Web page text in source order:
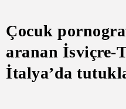
Çocuk
aranan İsviçre-
İtalya’da